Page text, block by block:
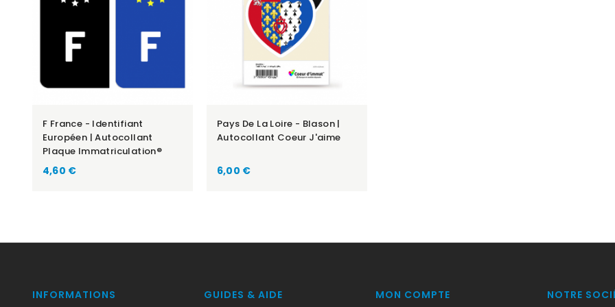
F France - Identifiant
Européen | Autocollant
Plaque Immatriculation®
Prix
4,60 €
Pays De La Loire - Blason |
Autocollant Coeur J'aime
Prix
6,00 €
INFORMATIONS GUIDES & AIDE MON COMPTE NOTRE